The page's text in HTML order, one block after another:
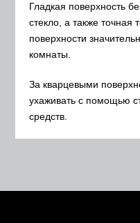
Гладкая поверхность
стекло, а также точная
поверхности
комнаты.
За кварцевыми
ухаживать с помощью
средств.